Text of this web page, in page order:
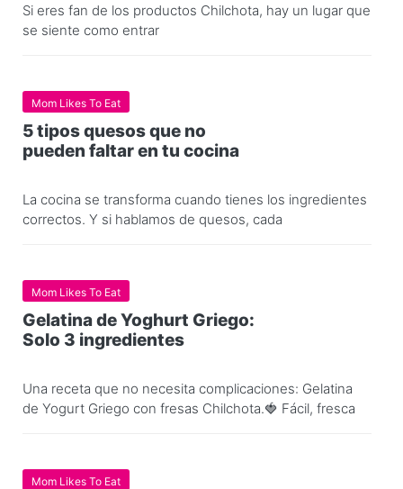
Si eres fan de los productos Chilchota, hay un lugar que
se siente como entrar
Mom Likes To Eat
5 tipos quesos que no
pueden faltar en tu cocina
La cocina se transforma cuando tienes los ingredientes
correctos. Y si hablamos de quesos, cada
Mom Likes To Eat
Gelatina de Yoghurt Griego:
Solo 3 ingredientes
Una receta que no necesita complicaciones: Gelatina
de Yogurt Griego con fresas Chilchota.🍓 Fácil, fresca
Mom Likes To Eat